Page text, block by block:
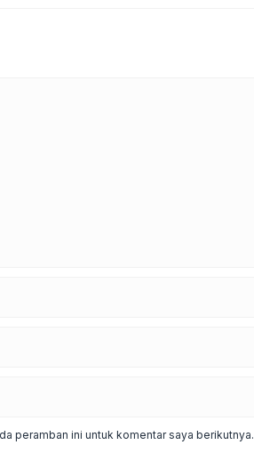
peramban ini untuk komentar saya berikutnya.